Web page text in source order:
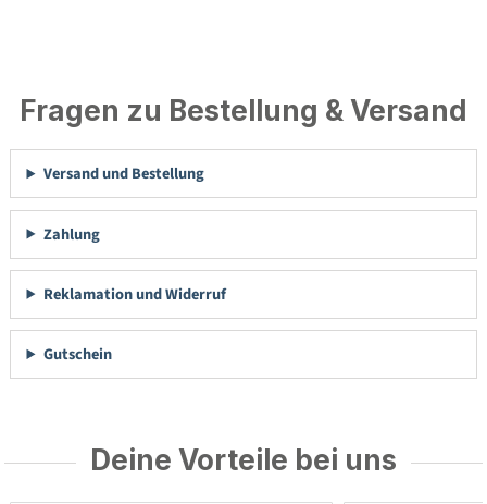
Fragen zu Bestellung & Versand
Versand und Bestellung
Zahlung
Reklamation und Widerruf
Gutschein
Deine Vorteile bei uns